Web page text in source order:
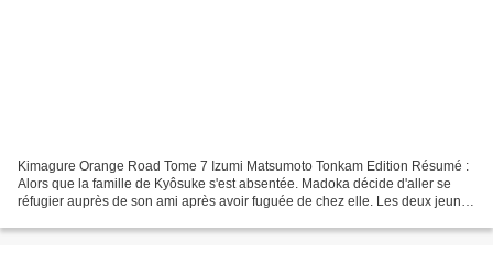
Kimagure Orange Road Tome 7 Izumi Matsumoto Tonkam Edition Résumé :
Alors que la famille de Kyôsuke s'est absentée. Madoka décide d'aller se
réfugier auprès de son ami après avoir fuguée de chez elle. Les deux jeunes